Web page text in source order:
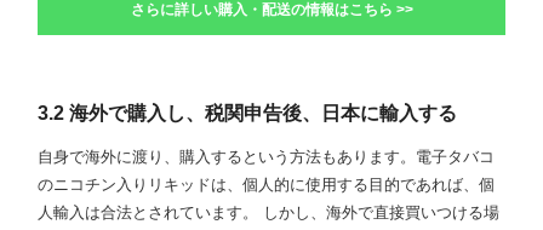
さらに詳しい購入・配送の情報はこちら >>
3.2 海外で購入し、税関申告後、日本に輸入する
自身で海外に渡り、購入するという方法もあります。電子タバコ
のニコチン入りリキッドは、個人的に使用する目的であれば、個
人輸入は合法とされています。 しかし、海外で直接買いつける場